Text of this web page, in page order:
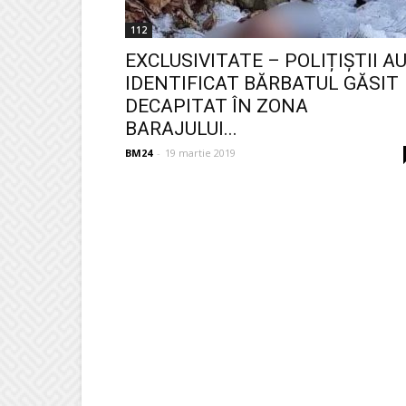
112
EXCLUSIVITATE – POLIȚIȘTII AU
IDENTIFICAT BĂRBATUL GĂSIT
DECAPITAT ÎN ZONA
BARAJULUI...
BM24 - 19 martie 2019